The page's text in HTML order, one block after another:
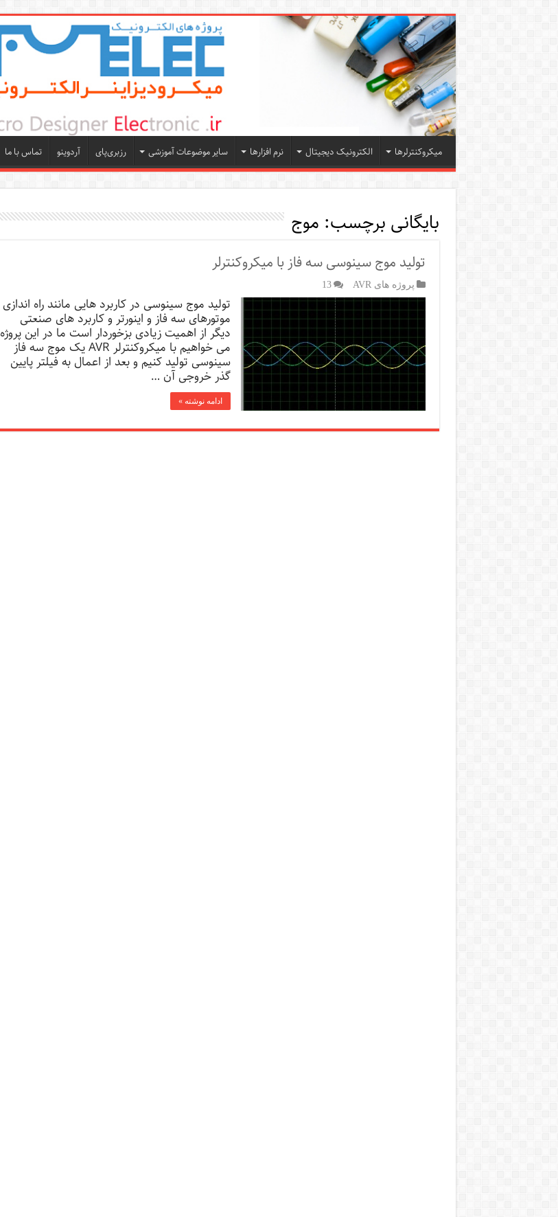
میکروکنترلرها الکترونیک دیجیتال نرم افزارها سایر موضوعات آموزشی رزبری‌پای آردوینو تماس با ما
بایگانی برچسب: موج
تولید موج سینوسی سه فاز با میکروکنترلر
پروژه های AVR 13
تولید موج سینوسی در کاربرد هایی مانند راه اندازی
موتورهای سه فاز و اینورتر و کاربرد های صنعتی
دیگر از اهمیت زیادی بزخوردار است ما در این پروژه
می خواهیم با میکروکنترلر AVR یک موج سه فاز
سینوسی تولید کنیم و بعد از اعمال به فیلتر پایین
گذر خروجی آن …
ادامه نوشته »